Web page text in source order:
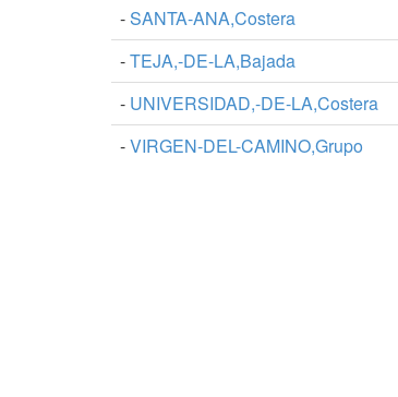
-SANTA-ANA,Costera
-TEJA,-DE-LA,Bajada
- UNIVERSIDAD,-DE-LA,Costera
-VIRGEN-DEL-CAMINO,Grupo